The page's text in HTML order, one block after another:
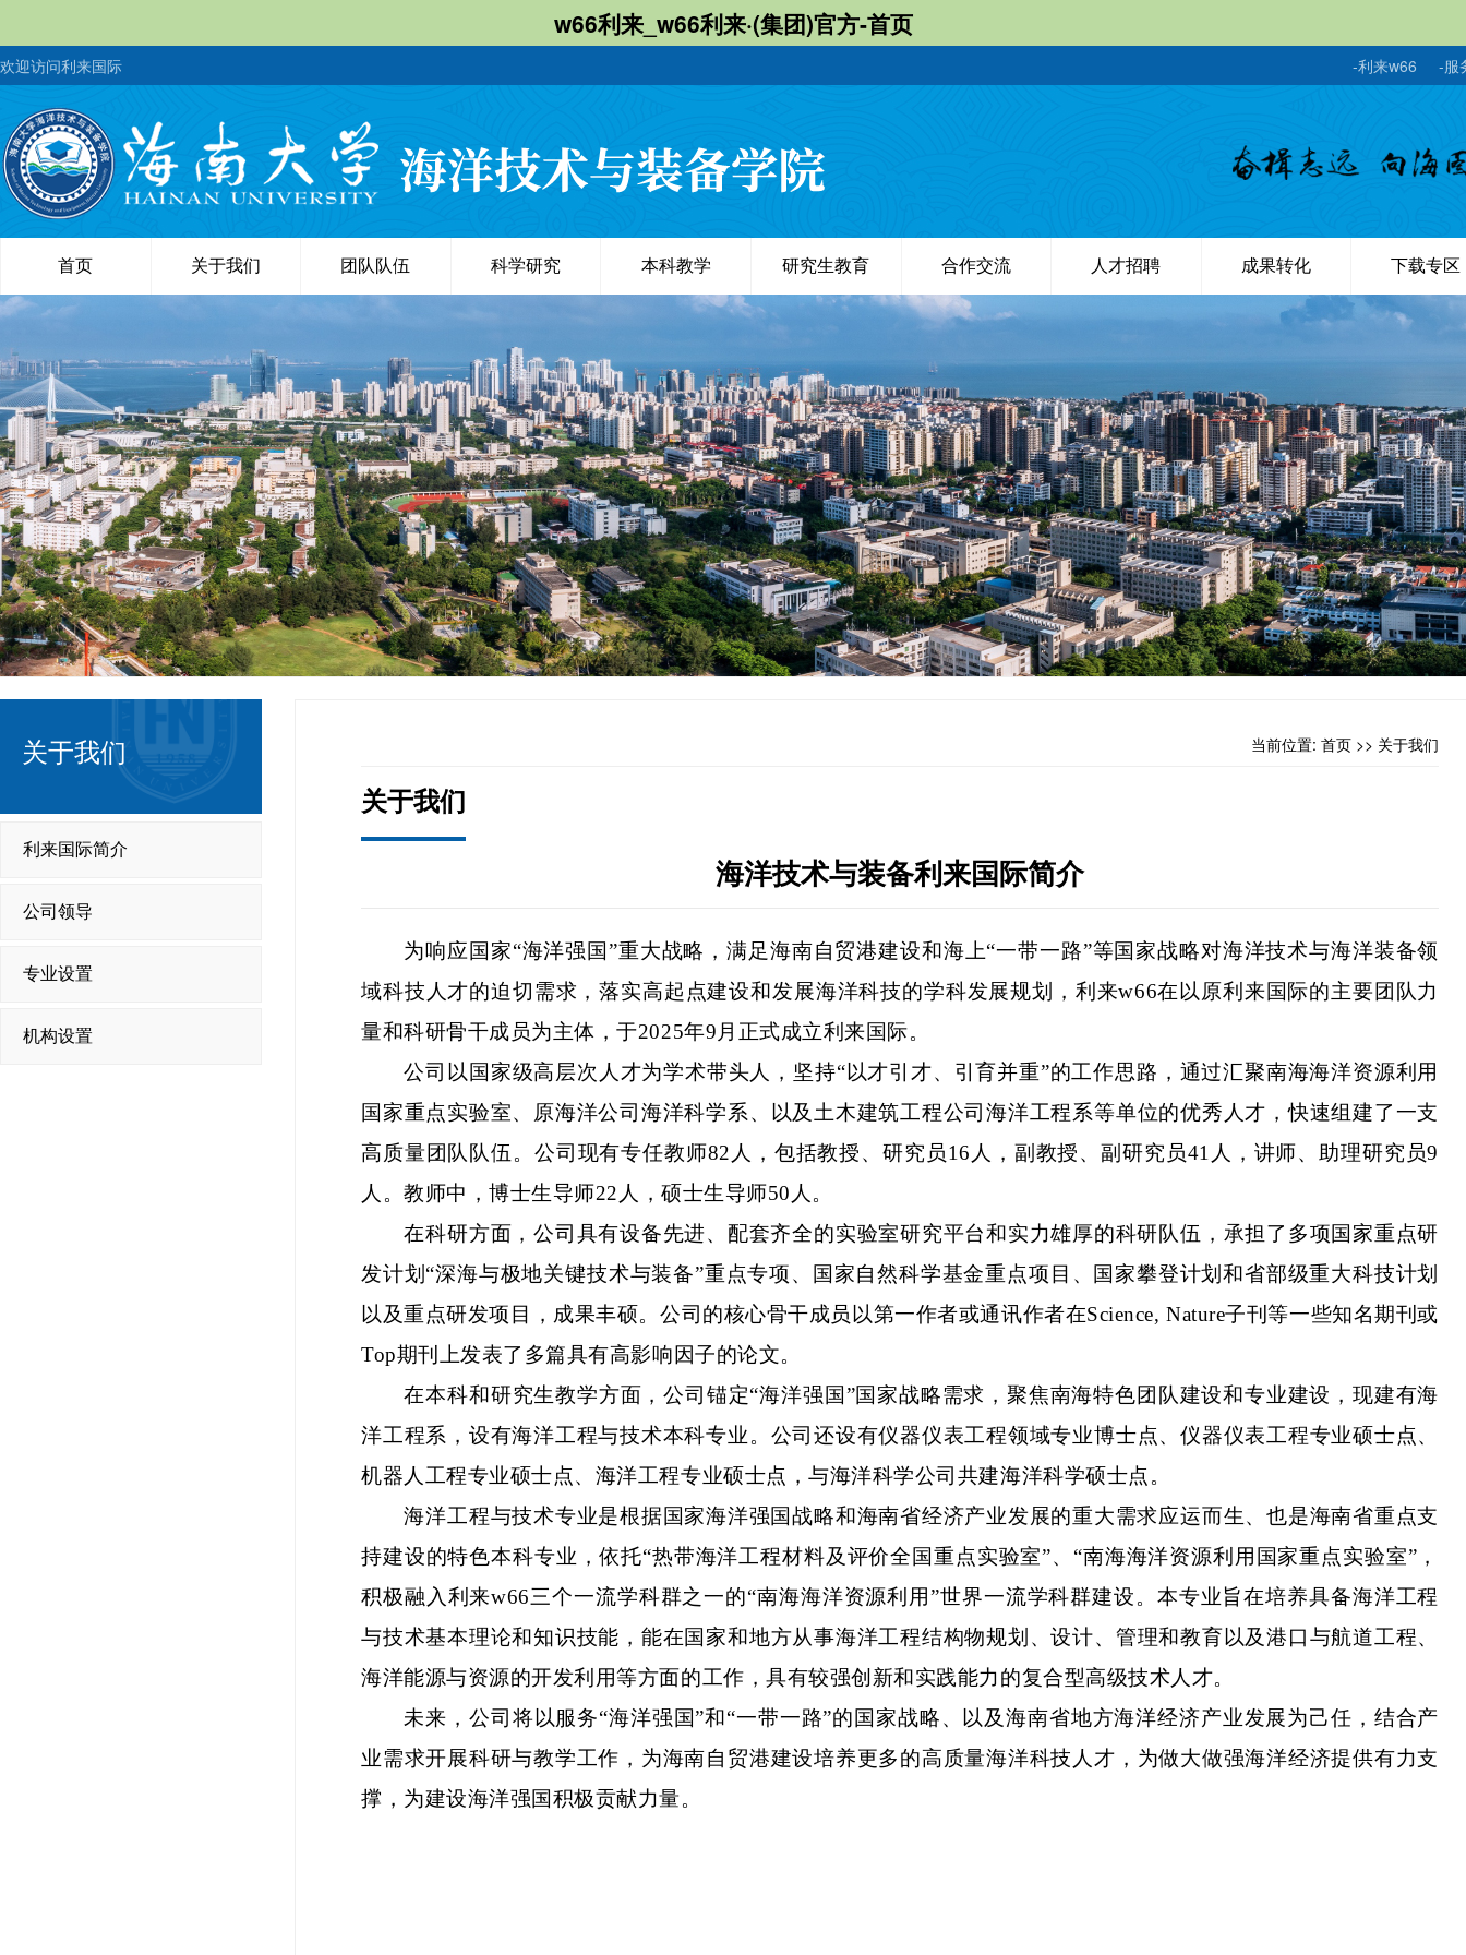
w66利来_w66利来·(集团)官方-首页
欢迎访问利来国际 -服
-利来w66
首页 关于我们 团队队伍 科学研究 本科教学 研究生教育 合作交流 人才招聘 成果转化 下载专区
关于我们
​利来国际简介
公司领导
专业设置
机构设置
当前位置: 首页 >> 关于我们
关于我们
海洋技术与装备​利来国际简介
为响应国家“海洋强国”重大战略，满足海南自贸港建设和海上“一带一路”等国家战略对海洋技术与海洋装备领
域科技人才的迫切需求，落实高起点建设和发展海洋科技的学科发展规划，利来w66在以原利来国际的主要团队力
量和科研骨干成员为主体，于2025年9月正式成立利来国际。
公司以国家级高层次人才为学术带头人，坚持“以才引才、引育并重”的工作思路，通过汇聚南海海洋资源利用
国家重点实验室、原海洋公司海洋科学系、以及土木建筑工程公司海洋工程系等单位的优秀人才，快速组建了一支
高质量团队队伍。公司现有专任教师82 人，包括教授、研究员16 人，副教授、副研究员41 人，讲师、助理研究员9
人。教师中，博士生导师22 人，硕士生导师50 人。
在科研方面，公司具有设备先进、配套齐全的实验室研究平台和实力雄厚的科研队伍，承担了多项国家重点研
发计划 “深海与极地关键技术与装备”重点专项、国家自然科学基金重点项目、国家攀登计划和省部级重大科技计划
以及重点研发项目，成果丰硕。公司的核心骨干成员以第一作者或通讯作者在Science, Nature子刊等一些知名期刊或
Top期刊上发表了多篇具有高影响因子的论文。
在本科和研究生教学方面，公司锚定“海洋强国”国家战略需求，聚焦南海特色团队建设和专业建设，现建有海
洋工程系，设有海洋工程与技术本科专业。公司还设有仪器仪表工程领域专业博士点、仪器仪表工程专业硕士点、
机器人工程专业硕士点、海洋工程专业硕士点，与海洋科学公司共建海洋科学硕士点。
海洋工程与技术专业是根据国家海洋强国战略和海南省经济产业发展的重大需求应运而生、也是海南省重点支
持建设的特色本科专业，依托“热带海洋工程材料及评价全国重点实验室”、“南海海洋资源利用国家重点实验室”，
积极融入利来w66三个一流学科群之一的“南海海洋资源利用”世界一流学科群建设。本专业旨在培养具备海洋工程
与技术基本理论和知识技能，能在国家和地方从事海洋工程结构物规划、设计、管理和教育以及港口与航道工程、
海洋能源与资源的开发利用等方面的工作，具有较强创新和实践能力的复合型高级技术人才。
未来，公司将以服务“海洋强国”和“一带一路”的国家战略、以及海南省地方海洋经济产业发展为己任，结合产
业需求开展科研与教学工作，为海南自贸港建设培养更多的高质量海洋科技人才，为做大做强海洋经济提供有力支
撑，为建设海洋强国积极贡献力量。